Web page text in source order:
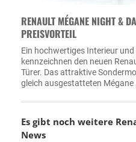
RENAULT MÉGANE NIGHT &
PREISVORTEIL
Ein hochwertiges Interieur
kennzeichnen den neuen
Türer. Das attraktive
gleich ausgestatteten Mégane
Es gibt noch weitere
News